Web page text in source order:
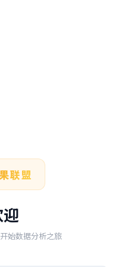
联盟
始数据分析之旅